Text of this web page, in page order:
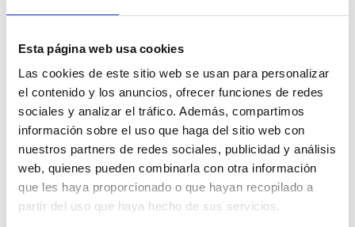
Esta página web usa cookies
Las cookies de este sitio web se usan para personalizar
el contenido y los anuncios, ofrecer funciones de redes
sociales y analizar el tráfico. Además, compartimos
información sobre el uso que haga del sitio web con
nuestros partners de redes sociales, publicidad y análisis
web, quienes pueden combinarla con otra información
que les haya proporcionado o que hayan recopilado a
partir del uso que haya hecho de sus servicios.
Simplificar la acreditación médica, manteniendo el
rigor
Consolidar una interpretación favorable al interés
superior del menor
CEDDD recalca que estas aportaciones se realizan
desde unaposici ón de colaboraci ón constructiva
con la Administraci ón, reconociendo el avance que
representa la reforma y reafirmando su compromiso con
la protección efectiva de los menores y sus familias.